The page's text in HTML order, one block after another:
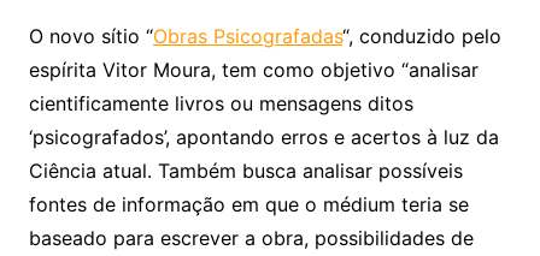
O novo sítio “Obras Psicografadas“, conduzido pelo
espírita Vitor Moura, tem como objetivo “analisar
cientificamente livros ou mensagens ditos
‘psicografados’, apontando erros e acertos à luz da
Ciência atual. Também busca analisar possíveis
fontes de informação em que o médium teria se
baseado para escrever a obra, possibilidades de